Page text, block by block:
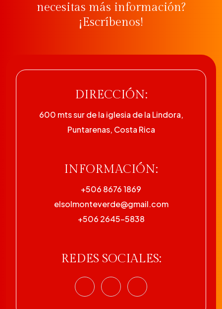
necesitas más información?
¡Escríbenos!
DIRECCIÓN:
600 mts sur de la iglesia de la Lindora,
Puntarenas, Costa Rica
INFORMACIÓN:
+506 8676 1869
elsolmonteverde@gmail.com
+506 2645-5838
REDES SOCIALES: